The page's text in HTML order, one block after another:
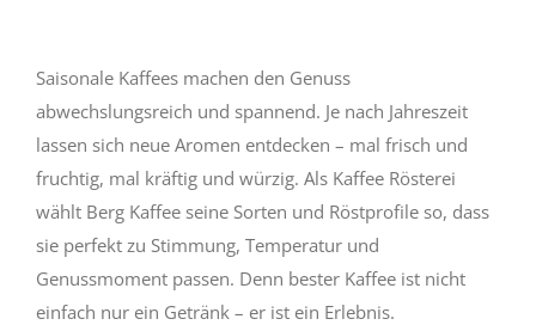
Saisonale Kaffees machen den Genuss
abwechslungsreich und spannend. Je nach Jahreszeit
lassen sich neue Aromen entdecken – mal frisch und
fruchtig, mal kräftig und würzig. Als Kaffee Rösterei
wählt Berg Kaffee seine Sorten und Röstprofile so, dass
sie perfekt zu Stimmung, Temperatur und
Genussmoment passen. Denn bester Kaffee ist nicht
einfach nur ein Getränk – er ist ein Erlebnis.